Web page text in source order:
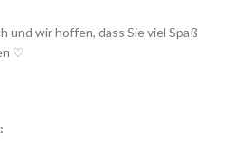
und wir hoffen, dass Sie viel Spaß
♡